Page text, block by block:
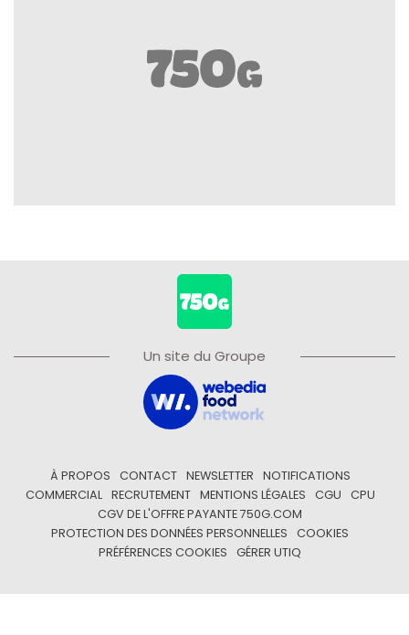
Un site du Groupe
À PROPOS CONTACT NEWSLETTER
NOTIFICATIONS
COMMERCIAL
RECRUTEMENT MENTIONS LÉGALES CGU
CPU
CGV DE L'OFFRE PAYANTE 750G.COM
PROTECTION DES DONNÉES PERSONNELLES
COOKIES
PRÉFÉRENCES COOKIES
GÉRER UTIQ